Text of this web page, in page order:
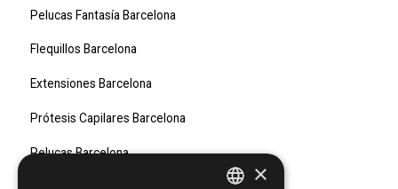
Pelucas Fantasía Barcelona
Flequillos Barcelona
Extensiones Barcelona
Prótesis Capilares Barcelona
Pelucas Barcelona
×